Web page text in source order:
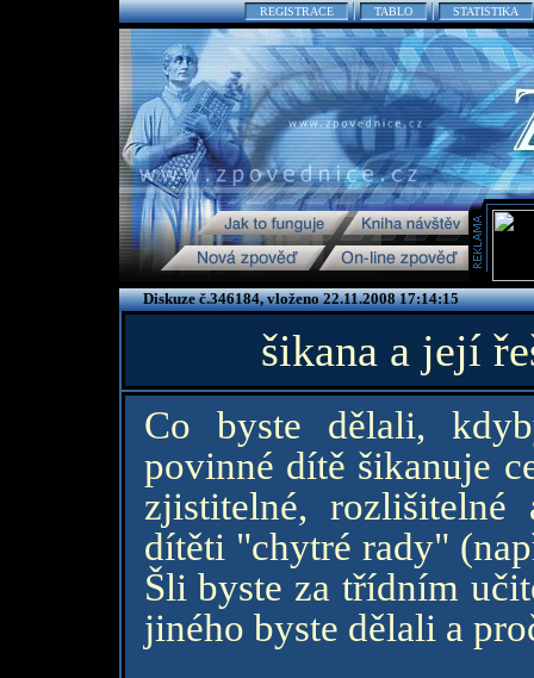
REGISTRACE TABLO STATISTIKA
Diskuze č.346184, vloženo 22.11.2008 17:14:15
šikana a její
Co byste dělali,
povinné dítě šikanuje
zjistitelné, rozlišitelné
dítěti "chytré rady"
Šli byste za třídním
jiného byste dělali a